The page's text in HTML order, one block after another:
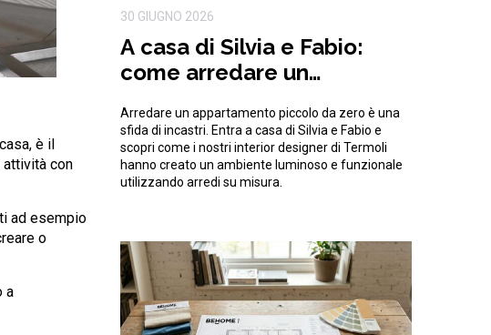
è il
con
ad esempio
o
a
30 GIUGNO 2026
A casa di Silvia e Fabio:
come arredare un
zero ottimizzando gli spazi
Arredare un appartamento piccolo da zero è una
sfida di incastri. Entra a casa di Silvia e Fabio e
scopri come i nostri interior designer di Termoli
hanno creato un ambiente luminoso e funzionale
utilizzando arredi su misura.